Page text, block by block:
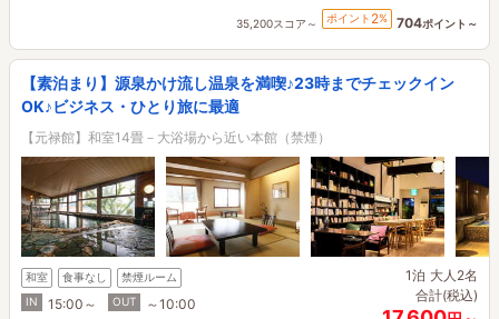
35,200スコア～ ポイント 2% 704ポイント～
【素泊まり】源泉かけ流し温泉を満喫♪23時までチェックイン
OK♪ビジネス・ひとり旅に最適
【元禄館】和室14畳－大浴場から近い本館（禁煙）
和室 食事なし
禁煙ルーム
IN
15:00～ OUT ～10:00
1泊 大人2名
合計(税込)